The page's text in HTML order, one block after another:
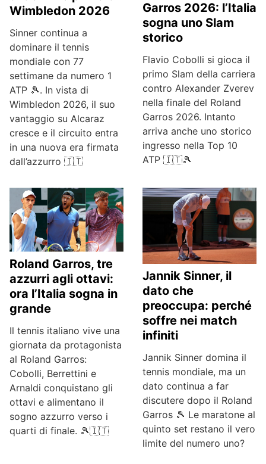
Wimbledon 2026
Sinner continua a
dominare il tennis
mondiale con 77
settimane da numero 1
ATP 🎾. In vista di
Wimbledon 2026, il suo
vantaggio su Alcaraz
cresce e il circuito entra
in una nuova era firmata
dall’azzurro 🇮🇹
Garros 2026: l’Italia
sogna uno Slam
storico
Flavio Cobolli si gioca il
primo Slam della carriera
contro Alexander Zverev
nella finale del Roland
Garros 2026. Intanto
arriva anche uno storico
ingresso nella Top 10
ATP 🇮🇹🎾
Roland Garros, tre
azzurri agli ottavi:
ora l’Italia sogna in
grande
Il tennis italiano vive una
giornata da protagonista
al Roland Garros:
Cobolli, Berrettini e
Arnaldi conquistano gli
ottavi e alimentano il
sogno azzurro verso i
quarti di finale. 🎾🇮🇹
Jannik Sinner, il
dato che
preoccupa: perché
soffre nei match
infiniti
Jannik Sinner domina il
tennis mondiale, ma un
dato continua a far
discutere dopo il Roland
Garros 🎾 Le maratone al
quinto set restano il vero
limite del numero uno?